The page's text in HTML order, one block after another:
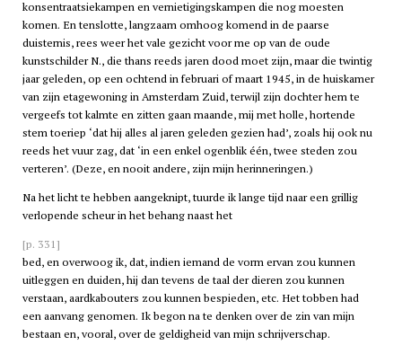
konsentraatsiekampen en vernietigingskampen die nog moesten
komen. En tenslotte, langzaam omhoog komend in de paarse
duisternis, rees weer het vale gezicht voor me op van de oude
kunstschilder N., die thans reeds jaren dood moet zijn, maar die twintig
jaar geleden, op een ochtend in februari of maart 1945, in de huiskamer
van zijn etagewoning in Amsterdam Zuid, terwijl zijn dochter hem te
vergeefs tot kalmte en zitten gaan maande, mij met holle, hortende
stem toeriep ‘dat hij alles al jaren geleden gezien had’, zoals hij ook nu
reeds het vuur zag, dat ‘in een enkel ogenblik één, twee steden zou
verteren’. (Deze, en nooit andere, zijn mijn herinneringen.)
Na het licht te hebben aangeknipt, tuurde ik lange tijd naar een grillig
verlopende scheur in het behang naast het
[p. 331]
bed, en overwoog ik, dat, indien iemand de vorm ervan zou kunnen
uitleggen en duiden, hij dan tevens de taal der dieren zou kunnen
verstaan, aardkabouters zou kunnen bespieden, etc. Het tobben had
een aanvang genomen. Ik begon na te denken over de zin van mijn
bestaan en, vooral, over de geldigheid van mijn schrijverschap.